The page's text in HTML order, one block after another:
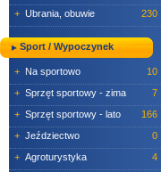
+ Ubrania, obuwie 230
Sport / Wypoczynek
+ Na sportowo
10
+ Sprzęt sportowy - zima
7
+ Sprzęt sportowy - lato
166
+ Jeździectwo
0
+ Agroturystyka
4